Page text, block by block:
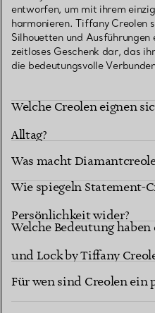
entworfen, um mit ihrem
harmonieren. Tiffany Creolen
Silhouetten und
zeitloses Geschenk dar, das
die bedeutungsvolle
Welche Creolen eignen
Alltag?
Was macht
Wie spiegeln Statement-
Persönlichkeit wider?
Welche Bedeutung
und Lock by Tiffany
Für wen sind Creolen ein
Sind Tiffany Creolen in